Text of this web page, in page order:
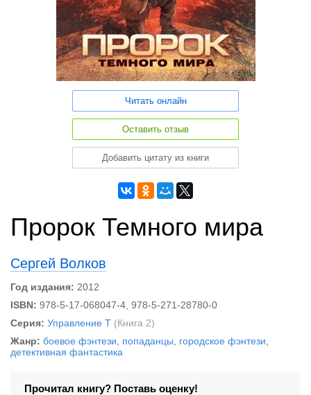
Читать онлайн
Оставить отзыв
Добавить цитату из книги
Пророк Темного мира
Сергей Волков
Год издания: 2012
ISBN: 978-5-17-068047-4, 978-5-271-28780-0
Серия: Управление Т (Книга 2)
Жанр: боевое фэнтези попаданцы городское фэнтези
детективная фантастика
Прочитал книгу? Поставь оценку!